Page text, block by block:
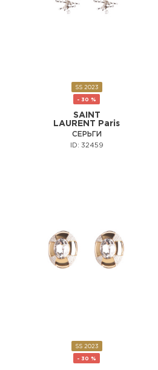
SS 2023
- 30 %
SAINT
LAURENT Paris
СЕРЬГИ
ID: 32459
SS 2023
- 30 %